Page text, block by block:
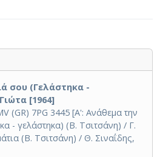
σου (Γελάστηκα -
[1964]
(GR) 7PG 3445 [Α': Ανάθεμα την
- γελάστηκα) (Β. Τσιτσάνη) / Γ.
(Β. Τσιτσάνη) / Θ. Σιναΐδης,